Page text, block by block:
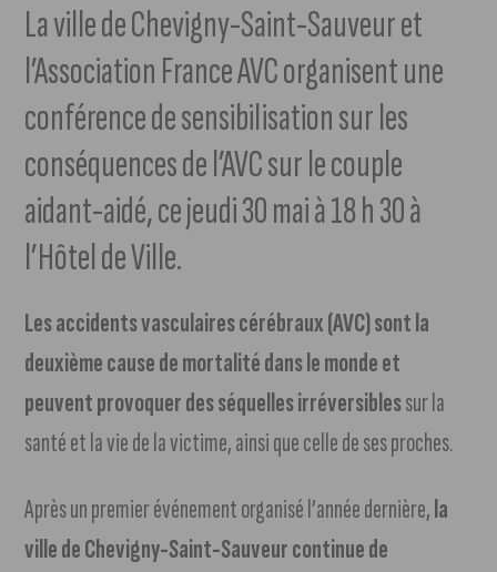
La ville de Chevigny-Saint-Sauveur et
l’Association France AVC organisent une
conférence de sensibilisation sur les
conséquences de l’AVC sur le couple
aidant-aidé, ce jeudi 30 mai à 18 h 30 à
l’Hôtel de Ville.
Les accidents vasculaires cérébraux (AVC) sont la
deuxième cause de mortalité dans le monde et
peuvent provoquer des séquelles irréversiblessur la
santé et la vie de la victime, ainsi que celle de ses proches.
Après un premier événement organisé l’année dernière,la
ville de Chevigny-Saint-Sauveur continue de